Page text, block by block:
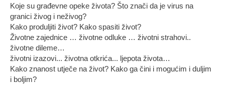
Koje su građevne opeke života? Što znači da je virus na
granici živog i neživog?
Kako produljiti život? Kako spasiti život?
Životne zajednice … životne odluke … životni strahovi..
životne dileme…
životni izazovi... životna otkrića... ljepota života…
Kako znanost utječe na život? Kako ga čini i mogućim i duljim
i boljim?